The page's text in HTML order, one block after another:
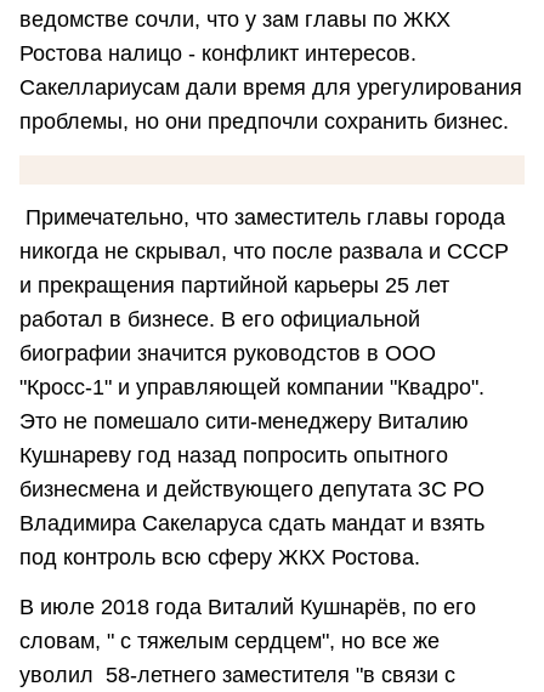
ведомстве сочли, что у зам главы по ЖКХ
Ростова налицо - конфликт интересов.
Сакеллариусам дали время для урегулирования
проблемы, но они предпочли сохранить бизнес.
Примечательно, что заместитель главы города
никогда не скрывал, что после развала и СССР
и прекращения партийной карьеры 25 лет
работал в бизнесе. В его официальной
биографии значится руководстов в ООО
"Кросс-1" и управляющей компании "Квадро".
Это не помешало сити-менеджеру Виталию
Кушнареву год назад попросить опытного
бизнесмена и действующего депутата ЗС РО
Владимира Сакеларуса сдать мандат и взять
под контроль всю сферу ЖКХ Ростова.
В июле 2018 года Виталий Кушнарёв, по его
словам, " с тяжелым сердцем", но все же
уволил 58-летнего заместителя "в связи с